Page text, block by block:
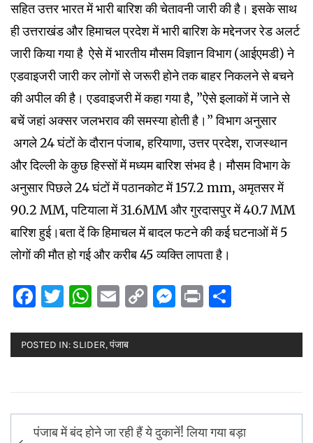
सहित उत्तर भारत में भारी बारिश की चेतावनी जारी की है। इसके साथ
ही उत्तराखंड और हिमाचल प्रदेश में भारी बारिश के मद्देनजर रेड अलर्ट
जारी किया गया है ऐसे में भारतीय मौसम विज्ञान विभाग (आईएमडी) ने
एडवाइजरी जारी कर लोगों से जरूरी होने तक बाहर निकलने से बचने
की अपील की है। एडवाइजरी में कहा गया है, ”ऐसे इलाकों में जाने से
बचें जहां अक्सर जलभराव की समस्या होती है।” विभाग अनुसार
अगले 24 घंटों के दौरान पंजाब, हरियाणा, उत्तर प्रदेश, राजस्थान
और दिल्ली के कुछ हिस्सों में मध्यम बारिश संभव है। मौसम विभाग के
अनुसार पिछले 24 घंटों में पठानकोट में 157.2 mm, अमृतसर में
90.2 MM, पटियाला में 31.6MM और गुरदासपुर में 40.7 MM
बारिश हुई।बता दें कि हिमाचल में बादल फटने की कई घटनाओं में 5
लोगों की मौत हो गई और करीब 45 व्यक्ति लापता है।
Facebook
Twitter
WhatsApp
Email
CopyMessenger
Print
POSTED IN: SLIDER,पंजाब
Post
पंजाब में बंद होने जा रही हैं ये दुकानें! लिया गया बड़ा